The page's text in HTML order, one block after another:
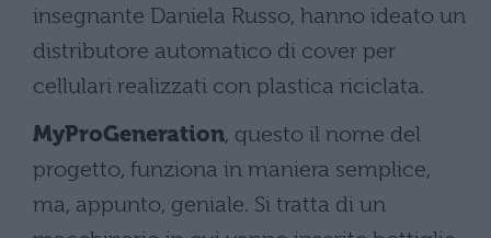
insegnante Daniela Russo, hanno ideato un
distributore automatico di cover per
cellulari realizzati con plastica riciclata.
MyProGeneration, questo il nome del
progetto, funziona in maniera semplice,
ma, appunto, geniale. Si tratta di un